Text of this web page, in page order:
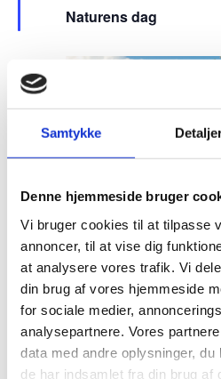
Samtykke
Denne hjemmeside bruger
Vi bruger cookies til at tilpasse
annoncer, til at vise dig
at analysere vores trafik. Vi
din brug af vores hjemmeside
for sociale medier,
analysepartnere. Vores
data med andre oplysninger,
de har indsamlet fra din brug af
Naturens dag
e
m
v
e
t
TORS
17
Vandretur i Naturpark
17. september | 10:00
P-pladsen KvicklyKvickly
SØN